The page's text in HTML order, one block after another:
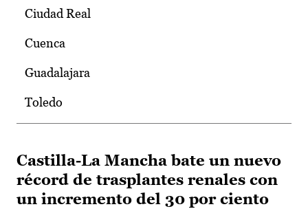
Ciudad Real
Cuenca
Guadalajara
Toledo
Castilla-La Mancha bate un nuevo
récord de trasplantes renales con
un incremento del 30 por ciento